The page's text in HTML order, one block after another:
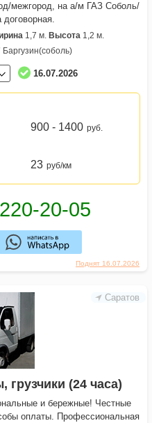
Поднят 16.07.2026
межгород, на а/м ГАЗ Соболь/
договорная.
1,7 м. Высота 1,2 м.
Баргузин(соболь)
16.07.2026
900 - 1400 руб.
23 руб/км
Саратов
грузчики (24 часа)
и берeжныe! Чеcтные
oплаты. Прoфесcиональнaя